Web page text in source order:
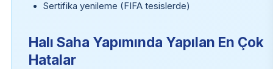
Sertifika yenileme (FIFA tesislerde)
Halı Saha Yapımında Yapılan En Çok
Hatalar